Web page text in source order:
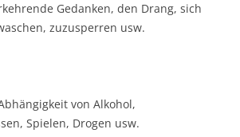
Gedanken, den Drang, sich
zuzusperren usw.
von Alkohol,
Spielen, Drogen usw.